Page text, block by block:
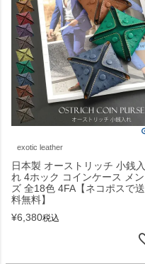
exotic leather
日本製 オーストリッチ 小銭入
れ 4ホック コインケース メン
ズ 全18色 4FA【ネコポスで送
料無料】
¥6,380税込